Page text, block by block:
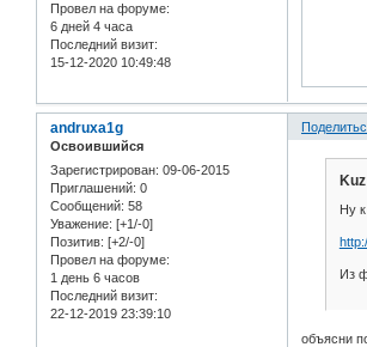
Провел на форуме:
6 дней 4 часа
Последний визит:
15-12-2020 10:49:48
andruxa1g
Освоившийся
Зарегистрирован: 09-06-2015
Приглашений: 0
Сообщений: 58
Уважение: [+1/-0]
Позитив: [+2/-0]
Провел на форуме:
1 день 6 часов
Последний визит:
22-12-2019 23:39:10
Ну
Из
объясни